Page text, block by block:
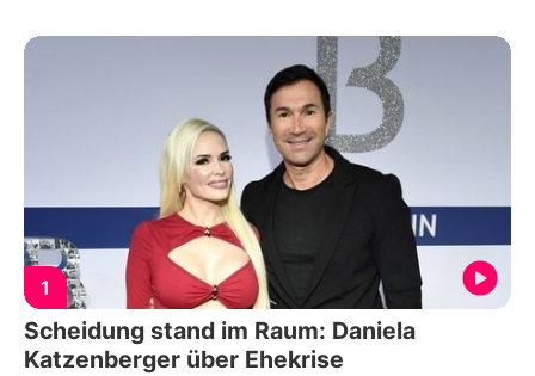
1
Scheidung stand im Raum: Daniela
Katzenberger über Ehekrise